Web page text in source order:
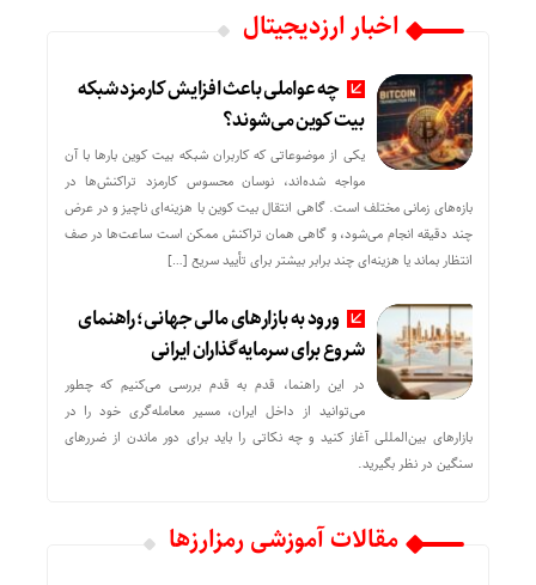
اخبار ارزدیجیتال
چه عواملی باعث افزایش کارمزد شبکه
بیت کوین می‌شوند؟
یکی از موضوعاتی که کاربران شبکه بیت کوین بارها با آن
مواجه شده‌اند، نوسان محسوس کارمزد تراکنش‌ها در
بازه‌های زمانی مختلف است. گاهی انتقال بیت کوین با هزینه‌ای ناچیز و در عرض
چند دقیقه انجام می‌شود، و گاهی همان تراکنش ممکن است ساعت‌ها در صف
انتظار بماند یا هزینه‌ای چند برابر بیشتر برای تأیید سریع […]
ورود به بازارهای مالی جهانی؛ راهنمای
شروع برای سرمایه‌گذاران ایرانی
در این راهنما، قدم به قدم بررسی می‌کنیم که چطور
می‌توانید از داخل ایران، مسیر معامله‌گری خود را در
بازارهای بین‌المللی آغاز کنید و چه نکاتی را باید برای دور ماندن از ضررهای
سنگین در نظر بگیرید.
مقالات آموزشی رمزارزها